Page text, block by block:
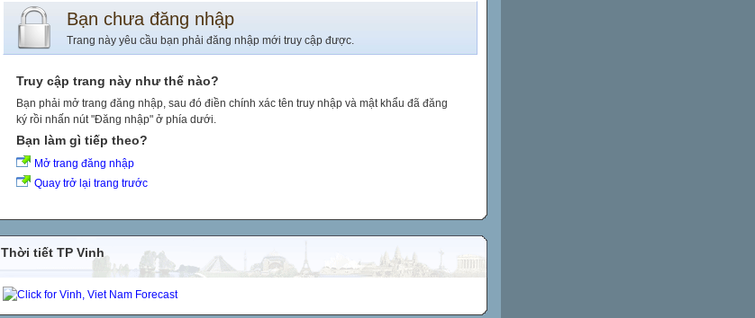
Bạn chưa đăng nhập
Trang này yêu cầu bạn phải đăng nhập mới truy cập được.
Truy cập trang này như thế nào?
Bạn phải mở trang đăng nhập, sau đó điền chính xác tên truy nhập và mật khẩu đã đăng
ký rồi nhấn nút "Đăng nhập" ở phía dưới.
Bạn làm gì tiếp theo?
Mở trang đăng nhập
Quay trở lại trang trước
Thời tiết TP Vinh